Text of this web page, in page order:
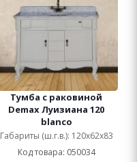
Тумба с раковиной
Demax Луизиана 120
blanco
Габариты (ш.г.в.): 120x62x83
Код товара: 050034